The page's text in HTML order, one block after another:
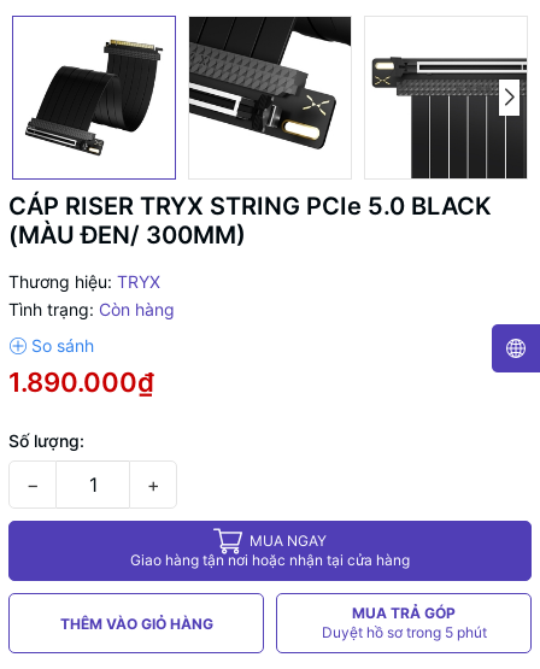
CÁP RISER TRYX STRING PCIe 5.0 BLACK
(MÀU ĐEN/ 300MM)
Thương hiệu: TRYX
Tình trạng: Còn hàng
1.890.000₫
Số lượng:
− +
MUA NGAY
Giao hàng tận nơi hoặc nhận tại cửa hàng
THÊM VÀO GIỎ HÀNG
MUA TRẢ GÓP
Duyệt hồ sơ trong 5 phút